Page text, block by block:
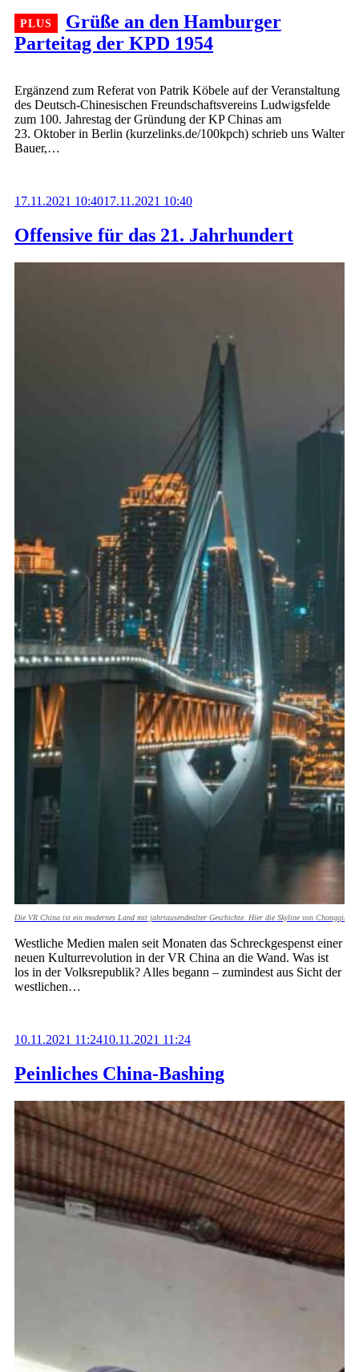
Grüße an den Hamburger
Parteitag der KPD 1954
Ergänzend zum Referat von Patrik Köbele auf der Veranstaltung
des Deutsch-Chinesischen Freundschaftsvereins Ludwigsfelde
zum 100. Jahrestag der Gründung der KP Chinas am
23. Oktober in Berlin (kurzelinks.de/100kpch) schrieb uns Walter
Bauer,…
Offensive für das 21. Jahrhundert
17.11.2021 10:4017.11.2021 10:40
Die VR China ist ein modernes Land mit jahrtausendealter Geschichte. Hier die Skyline von Chongqing
Westliche Medien malen seit Monaten das Schreckgespenst einer
neuen Kulturrevolution in der VR China an die Wand. Was ist
los in der Volksrepublik? Alles begann – zumindest aus Sicht der
westlichen…
Peinliches China-Bashing
10.11.2021 11:2410.11.2021 11:24